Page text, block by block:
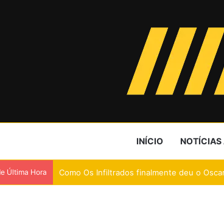
INÍCIO NOTÍCIAS
Última Hora Como Os Infiltrados finalmente deu o